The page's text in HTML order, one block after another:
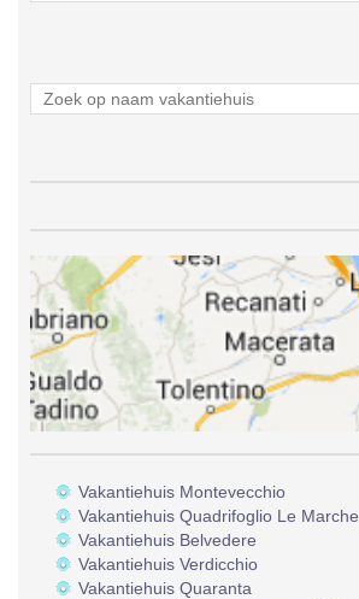
Vakantiehuis Montevecchio
Vakantiehuis Quadrifoglio Le Marche
Vakantiehuis Belvedere
Vakantiehuis Verdicchio
Vakantiehuis Quaranta